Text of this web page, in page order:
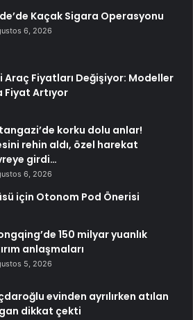
Kaçak Sigara Operasyonu
6, 2026
Araç Fiyatları Değişiyor: Modeller
Fiyat Artıyor
korku dolu anlar!
rehin aldı, özel harekat
girdi…
6, 2026
için Otonom Pod Önerisi
150 milyar yuanlık
anlaşmaları
5, 2026
evinden ayrılırken atılan
dikkat çekti